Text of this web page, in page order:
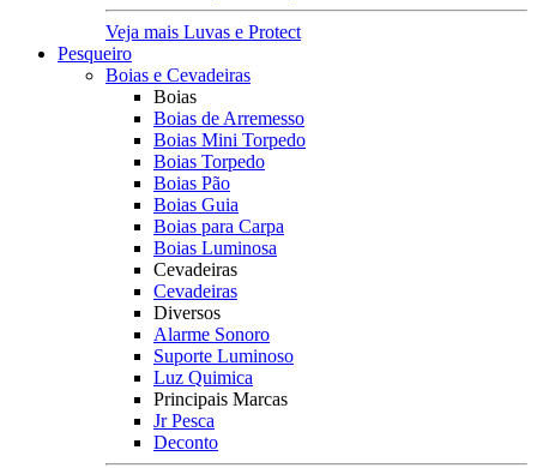
Veja mais Luvas e Protect
Pesqueiro
Boias e Cevadeiras
Boias
Boias de Arremesso
Boias Mini Torpedo
Boias Torpedo
Boias Pão
Boias Guia
Boias para Carpa
Boias Luminosa
Cevadeiras
Cevadeiras
Diversos
Alarme Sonoro
Suporte Luminoso
Luz Quimica
Principais Marcas
Jr Pesca
Deconto